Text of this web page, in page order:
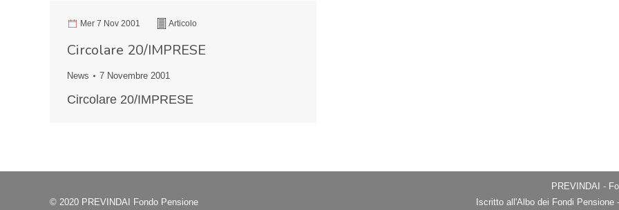
Mer 7 Nov 2001 Articolo
Circolare 20/IMPRESE
News 7 Novembre 2001
Circolare 20/IMPRESE
© 2020 PREVINDAI Fondo Pensione
PREVINDAI -
Iscritto all'Albo dei Fondi